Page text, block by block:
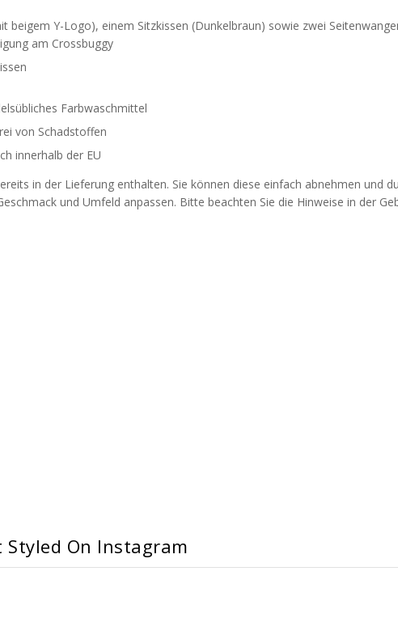
beigem Y-Logo), einem Sitzkissen (Dunkelbraun) sowie zwei
am Crossbuggy
Farbwaschmittel
von Schadstoffen
innerhalb der EU
in der Lieferung enthalten. Sie können diese einfach abnehmen und
und Umfeld anpassen. Bitte beachten Sie die Hinweise in der
Styled On Instagram